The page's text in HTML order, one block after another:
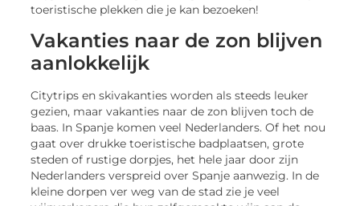
toeristische plekken die je kan bezoeken!
Vakanties naar de zon blijven
aanlokkelijk
Citytrips en skivakanties worden als steeds leuker
gezien, maar vakanties naar de zon blijven toch de
baas. In Spanje komen veel Nederlanders. Of het nou
gaat over drukke toeristische badplaatsen, grote
steden of rustige dorpjes, het hele jaar door zijn
Nederlanders verspreid over Spanje aanwezig. In de
kleine dorpen ver weg van de stad zie je veel